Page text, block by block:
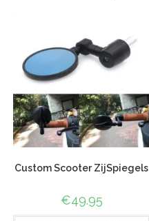
Custom Scooter ZijSpiegels
€49.95